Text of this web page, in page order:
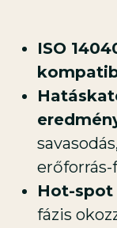
ISO
erőforrás-
Hot-spot
fázis